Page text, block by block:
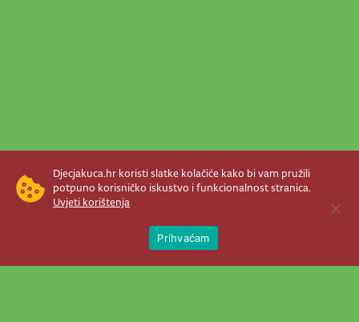
Djecjakuca.hr koristi slatke kolačiće kako bi vam pružili
potpuno korisničko iskustvo i funkcionalnost stranica.
Uvjeti korištenja
Prihvaćam